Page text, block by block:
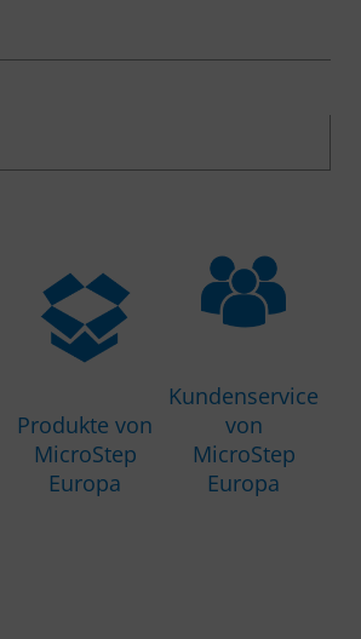
Produkte von
MicroStep
Europa
Kundenservice
von
MicroStep
Europa